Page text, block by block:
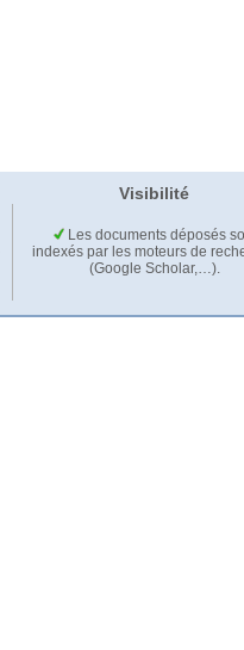
Visibilité
Les documents déposés
indexés par les moteurs de
(Google Scholar,…).